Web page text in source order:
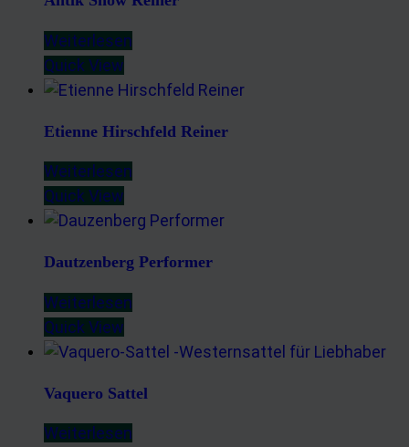
Weiterlesen
Quick View
Etienne Hirschfeld Reiner
Weiterlesen
Quick View
Dautzenberg Performer
Weiterlesen
Quick View
Vaquero Sattel
Weiterlesen